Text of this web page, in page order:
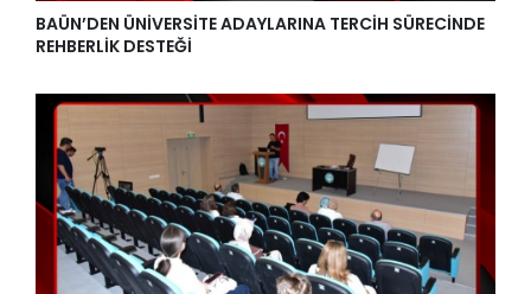
BAÜN’DEN ÜNİVERSİTE ADAYLARINA TERCİH SÜRECİNDE
REHBERLİK DESTEĞİ